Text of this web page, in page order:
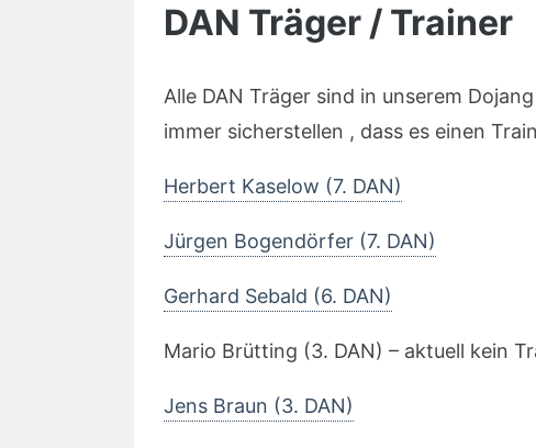
DAN Träger / Trainer
Alle DAN Träger sind in unserem
immer sicherstellen , dass es einen
Herbert Kaselow (7. DAN)
Jürgen Bogendörfer (7. DAN)
Gerhard Sebald (6. DAN)
Mario Brütting (3. DAN) – aktuell kein
Jens Braun (3. DAN)